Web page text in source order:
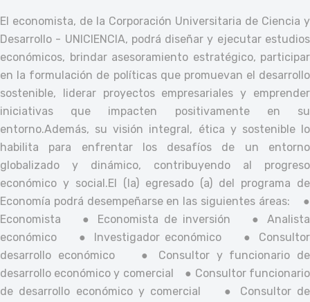
El economista, de la Corporación Universitaria de Ciencia y
Desarrollo - UNICIENCIA, podrá diseñar y ejecutar estudios
económicos, brindar asesoramiento estratégico, participar
en la formulación de políticas que promuevan el desarrollo
sostenible, liderar proyectos empresariales y emprender
iniciativas que impacten positivamente en su
entorno.Además, su visión integral, ética y sostenible lo
habilita para enfrentar los desafíos de un entorno
globalizado y dinámico, contribuyendo al progreso
económico y social.El (la) egresado (a) del programa de
Economía podrá desempeñarse en las siguientes áreas: ●
Economista ● Economista de inversión ● Analista
económico ● Investigador económico ● Consultor
desarrollo económico● Consultor y funcionario de
desarrollo económico y comercial ● Consultor funcionario
de desarrollo económico y comercial ● Consultor de